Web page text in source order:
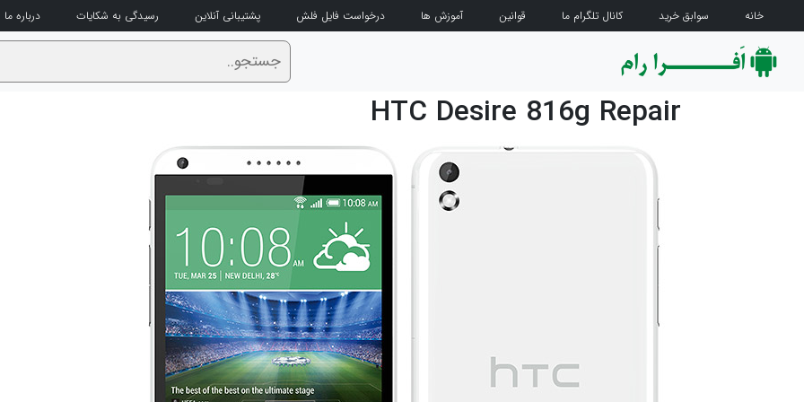
خانه سوابق خرید کانال تلگرام ما قوانین آموزش ها درخواست فایل فلش پشتیبانی آنلاین رسیدگی به شکایات درباره ما
HTC Desire 816g Repair